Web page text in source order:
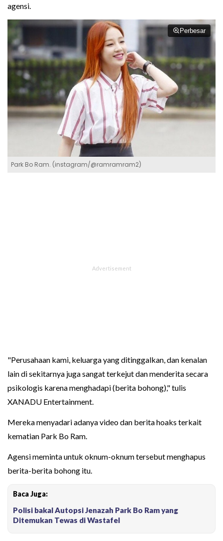
agensi.
Perbesar
Park Bo Ram. (instagram/@ramramram2)
"Perusahaan kami, keluarga yang ditinggalkan, dan kenalan
lain di sekitarnya juga sangat terkejut dan menderita secara
psikologis karena menghadapi (berita bohong)," tulis
XANADU Entertainment.
Mereka menyadari adanya video dan berita hoaks terkait
kematian Park Bo Ram.
Agensi meminta untuk oknum-oknum tersebut menghapus
berita-berita bohong itu.
Baca Juga:
Polisi bakal Autopsi Jenazah Park Bo Ram yang
Ditemukan Tewas di Wastafel